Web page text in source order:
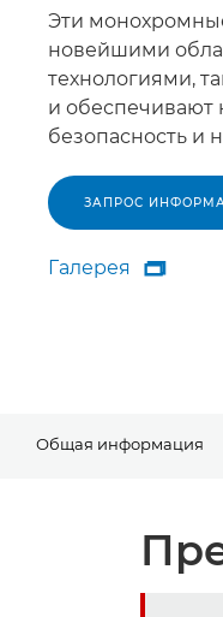
Эти
новейшими
технологиями,
и обеспечивают
безопасность и
ЗАПРОС
Галерея
Галерея

Общая информация